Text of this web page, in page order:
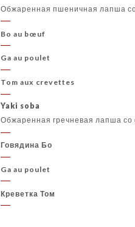
Обжаренная пшеничная лапша
Bo au bœuf
Ga au poulet
Tom aux crevettes
Yaki soba
Обжаренная гречневая лапша
Говядина Бо
Ga au poulet
Креветка Том